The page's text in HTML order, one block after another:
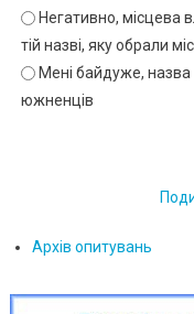
Негативно, місцева
тій назві, яку обрали
Мені байдуже, назва
южненців
Архів опитувань